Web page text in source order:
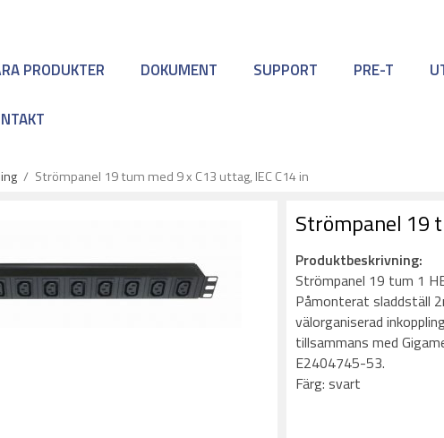
PRODUKTER DOKUMENT SUPPORT PRE-T
/ Strömpanel 19 tum med 9 x C13 uttag, IEC C14 in
Strömpanel 19
Produktbeskrivning:
Strömpanel 19 tum 1
Påmonterat sladdställ
välorganiserad
tillsammans med
E2404745-53.
Färg: svart